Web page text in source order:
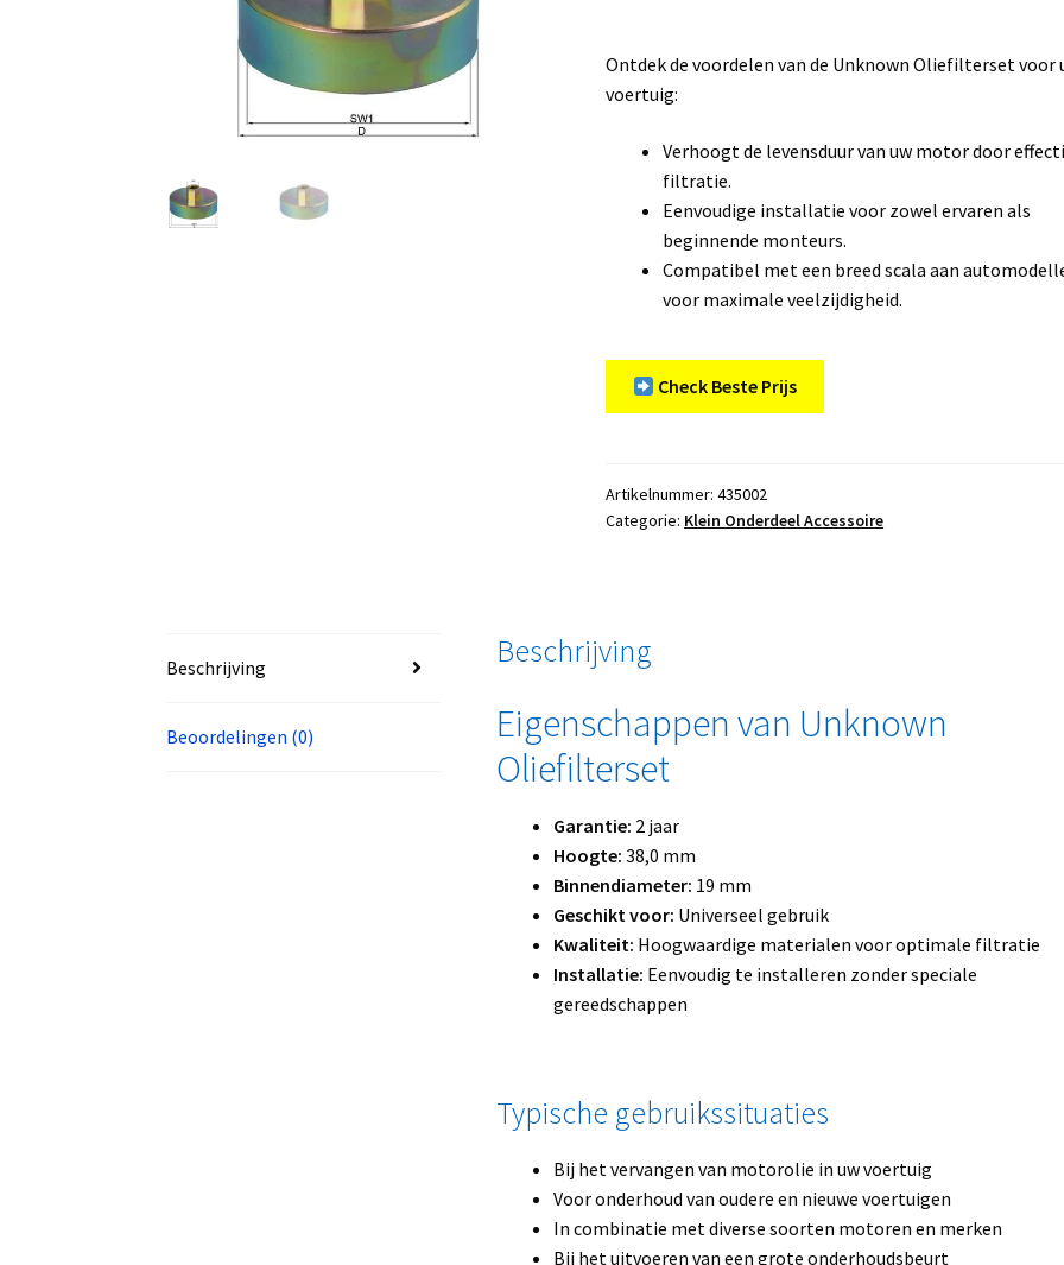
Ontdek de voordelen van de Unknown Oliefilterset voor
voertuig:
Verhoogt de levensduur van uw motor door
filtratie.
Eenvoudige installatie voor zowel ervaren als
beginnende monteurs.
Compatibel met een breed scala aan
voor maximale veelzijdigheid.
Check Beste Prijs
Artikelnummer:435002
Categorie: Klein Onderdeel Accessoire
Beschrijving
Beoordelingen (0)
Beschrijving
Eigenschappen van Unknown
Oliefilterset
Garantie: 2 jaar
Hoogte: 38,0 mm
Binnendiameter: 19 mm
Geschikt voor: Universeel gebruik
Kwaliteit: Hoogwaardige materialen voor optimale filtratie
Installatie: Eenvoudig te installeren zonder speciale
gereedschappen
Typische gebruikssituaties
Bij het vervangen van motorolie in uw voertuig
Voor onderhoud van oudere en nieuwe voertuigen
In combinatie met diverse soorten motoren en merken
Bij het uitvoeren van een grote onderhoudsbeurt